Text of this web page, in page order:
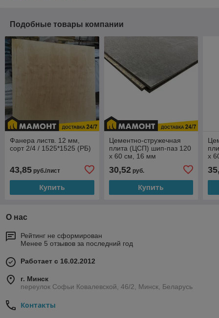
Подобные товары компании
Фанера листв. 12 мм,
сорт 2/4 / 1525*1525 (РБ)
43,85 руб./лист
Купить
Цементно-стружечная
плита (ЦСП) шип-паз 120
х 60 см, 16 мм
30,52руб.
Купить
х
О нас
Рейтинг не сформирован
Менее 5 отзывов за последний год
Работает с 16.02.2012
г. Минск
переулок Софьи Ковалевской, 46/2, Минск, Беларусь
Контакты